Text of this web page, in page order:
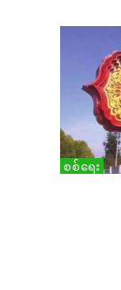
စစ်ရေး